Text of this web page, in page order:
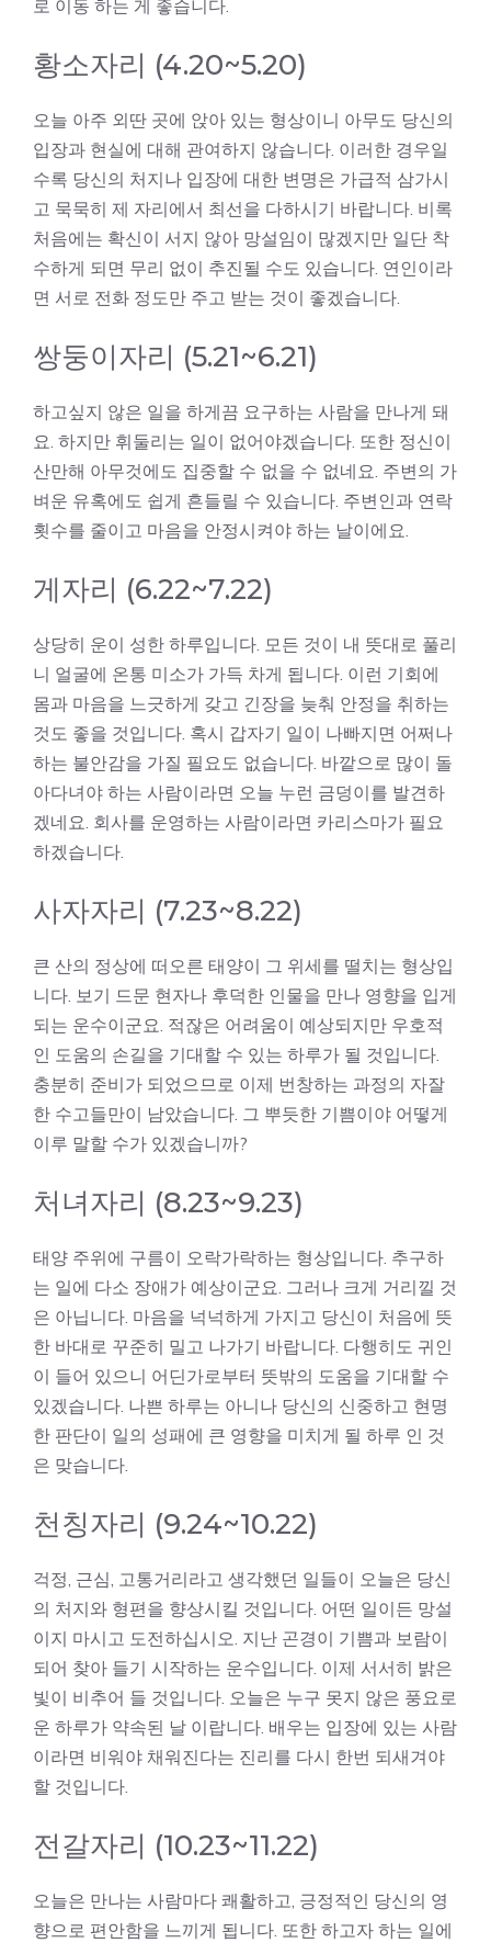
로 이동 하는 게 좋습니다.
황소자리 (4.20~5.20)
오늘 아주 외딴 곳에 앉아 있는 형상이니 아무도 당신의
입장과 현실에 대해 관여하지 않습니다. 이러한 경우일
수록 당신의 처지나 입장에 대한 변명은 가급적 삼가시
고 묵묵히 제 자리에서 최선을 다하시기 바랍니다. 비록
처음에는 확신이 서지 않아 망설임이 많겠지만 일단 착
수하게 되면 무리 없이 추진될 수도 있습니다. 연인이라
면 서로 전화 정도만 주고 받는 것이 좋겠습니다.
쌍둥이자리 (5.21~6.21)
하고싶지 않은 일을 하게끔 요구하는 사람을 만나게 돼
요. 하지만 휘둘리는 일이 없어야겠습니다. 또한 정신이
산만해 아무것에도 집중할 수 없을 수 없네요. 주변의 가
벼운 유혹에도 쉽게 흔들릴 수 있습니다. 주변인과 연락
횟수를 줄이고 마음을 안정시켜야 하는 날이에요.
게자리 (6.22~7.22)
상당히 운이 성한 하루입니다. 모든 것이 내 뜻대로 풀리
니 얼굴에 온통 미소가 가득 차게 됩니다. 이런 기회에
몸과 마음을 느긋하게 갖고 긴장을 늦춰 안정을 취하는
것도 좋을 것입니다. 혹시 갑자기 일이 나빠지면 어쩌나
하는 불안감을 가질 필요도 없습니다. 바깥으로 많이 돌
아다녀야 하는 사람이라면 오늘 누런 금덩이를 발견하
겠네요. 회사를 운영하는 사람이라면 카리스마가 필요
하겠습니다.
사자자리 (7.23~8.22)
큰 산의 정상에 떠오른 태양이 그 위세를 떨치는 형상입
니다. 보기 드문 현자나 후덕한 인물을 만나 영향을 입게
되는 운수이군요. 적잖은 어려움이 예상되지만 우호적
인 도움의 손길을 기대할 수 있는 하루가 될 것입니다.
충분히 준비가 되었으므로 이제 번창하는 과정의 자잘
한 수고들만이 남았습니다. 그 뿌듯한 기쁨이야 어떻게
이루 말할 수가 있겠습니까?
처녀자리 (8.23~9.23)
태양 주위에 구름이 오락가락하는 형상입니다. 추구하
는 일에 다소 장애가 예상이군요. 그러나 크게 거리낄 것
은 아닙니다. 마음을 넉넉하게 가지고 당신이 처음에 뜻
한 바대로 꾸준히 밀고 나가기 바랍니다. 다행히도 귀인
이 들어 있으니 어딘가로부터 뜻밖의 도움을 기대할 수
있겠습니다. 나쁜 하루는 아니나 당신의 신중하고 현명
한 판단이 일의 성패에 큰 영향을 미치게 될 하루 인 것
은 맞습니다.
천칭자리 (9.24~10.22)
걱정, 근심, 고통거리라고 생각했던 일들이 오늘은 당신
의 처지와 형편을 향상시킬 것입니다. 어떤 일이든 망설
이지 마시고 도전하십시오. 지난 곤경이 기쁨과 보람이
되어 찾아 들기 시작하는 운수입니다. 이제 서서히 밝은
빛이 비추어 들 것입니다. 오늘은 누구 못지 않은 풍요로
운 하루가 약속된 날 이랍니다. 배우는 입장에 있는 사람
이라면 비워야 채워진다는 진리를 다시 한번 되새겨야
할 것입니다.
전갈자리 (10.23~11.22)
오늘은 만나는 사람마다 쾌활하고, 긍정적인 당신의 영
향으로 편안함을 느끼게 됩니다. 또한 하고자 하는 일에